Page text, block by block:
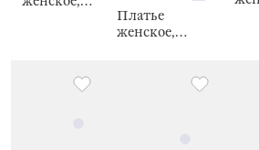
Платье
женское,